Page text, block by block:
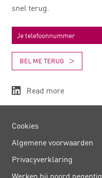
snel terug.
BEL ME TERUG
Read more
Cookies
Algemene voorwaarden
Privacy­verklaring